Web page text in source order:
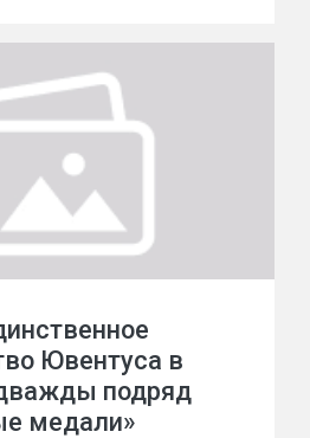
Ювентуса в
подряд
медали»